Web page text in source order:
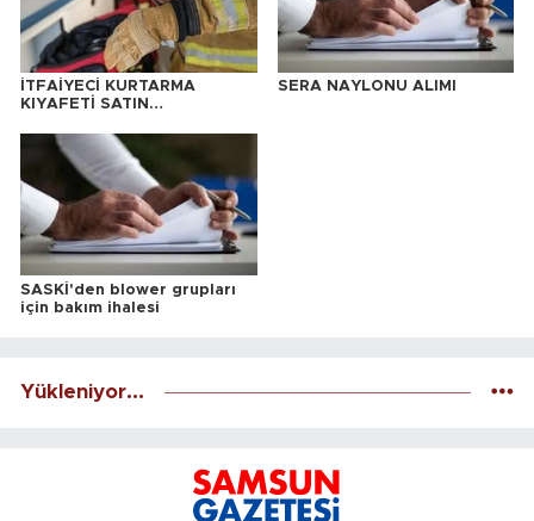
İTFAİYECİ KURTARMA
KIYAFETİ SATIN
SERA NAYLONU ALIMI
SASKİ'den blower grupları
için bakım ihalesi
Yükleniyor...